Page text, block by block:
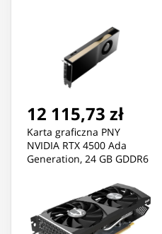
12 115,73 zł
Karta graficzna PNY
NVIDIA RTX 4500 Ada
Generation, 24 GB GDDR6
Dual Slot, 4x DP 1.4a, ATX -
ATX bracket, 1x 16-pin
power supply cable, small
box